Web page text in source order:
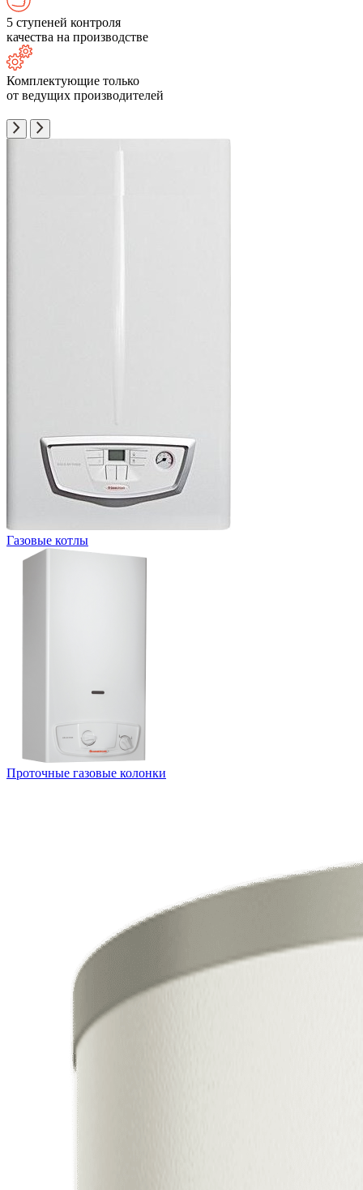
5 ступеней контроля
качества на производстве
Комплектующие только
от ведущих производителей
Газовые котлы
Проточные газовые колонки